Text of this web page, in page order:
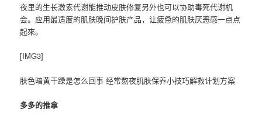
夜里的生长激素代谢能推动皮肤修复另外也可以协助毒死代谢机
会。应用最适度的肌肤晚间护肤产品，让疲惫的肌肤厌恶感一点点
起來。
[IMG3]
肤色暗黄干躁是怎么回事 经常熬夜肌肤保养小技巧解救计划方案
多多的推拿